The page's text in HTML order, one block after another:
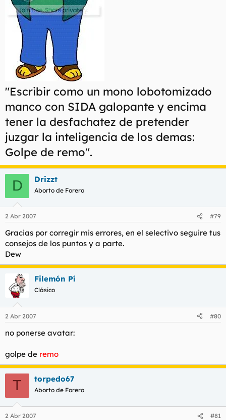
"Escribir como un mono lobotomizado
manco con SIDA galopante y encima
tener la desfachatez de pretender
juzgar la inteligencia de los demas:
Golpe de remo".
D Drizzt
Aborto de Forero
2 Abr 2007 #79
Gracias por corregir mis errores, en el selectivo seguire tus
consejos de los puntos y a parte.
Dew
Filemón Pí
Clásico
2 Abr 2007 #80
no ponerse avatar:
golpe de remo
T torpedo67
Aborto de Forero
2 Abr 2007 #81